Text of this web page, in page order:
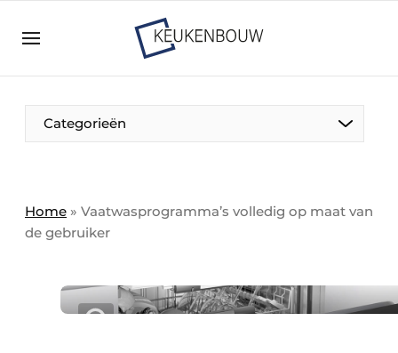
Bedrijven
Bedrijven
Direct contact
Evenement aanmelden
in de keuken-, woon-, en badkamerbranche
Meest gelezen
Categorieën
Home » Vaatwasprogramma’s volledig op maat van
de gebruiker